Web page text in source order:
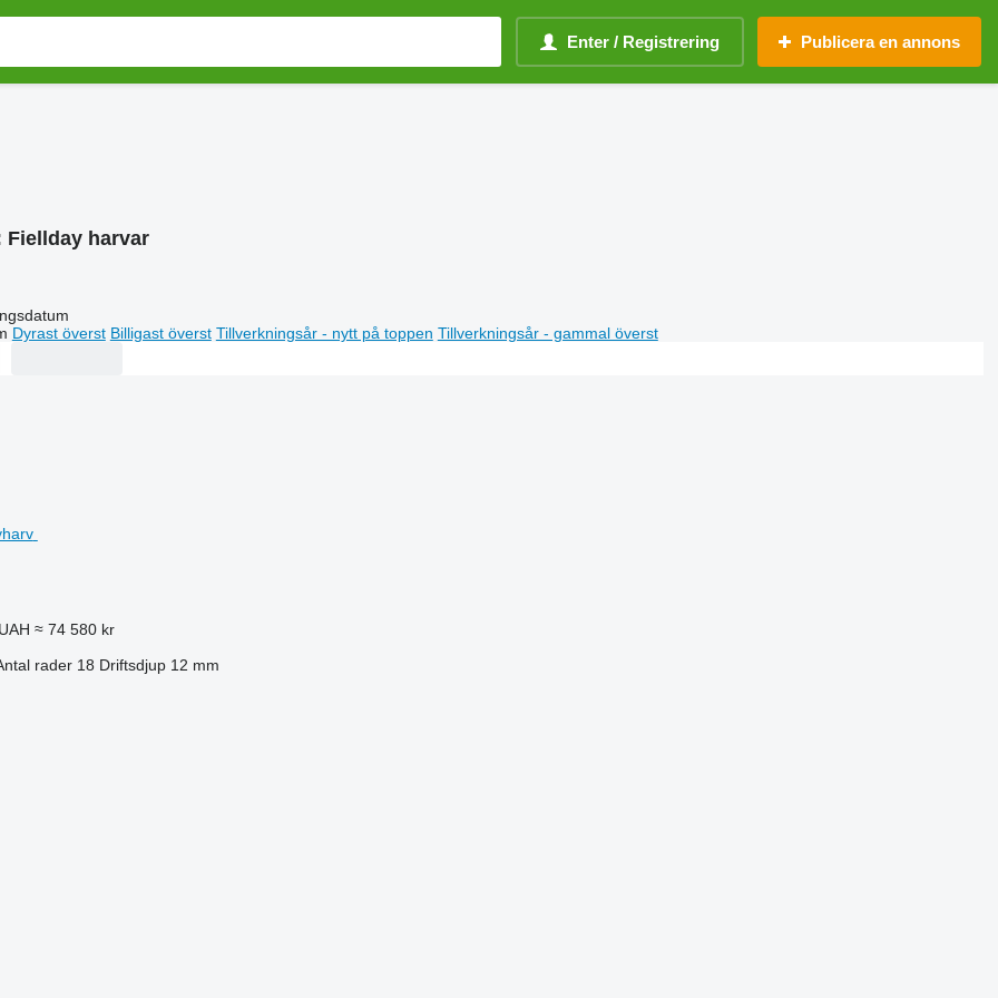
Enter / Registrering Publicera en annons
Fiellday harvar
Dyrast överst Billigast överst Tillverkningsår - nytt på toppen Tillverkningsår - gammal överst
≈ 74 580 kr
rader 18 Driftsdjup 12 mm